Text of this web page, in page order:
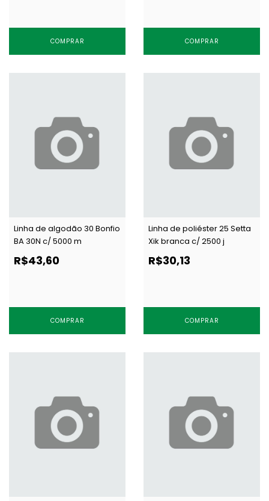
COMPRAR COMPRAR
Linha de algodão 30 Bonfio
BA 30N c/ 5000 m
R$43,60
COMPRAR
Linha de poliéster 25 Setta
Xik branca c/ 2500 j
R$30,13
COMPRAR